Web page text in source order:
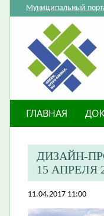
Муниципальный
ГЛАВНАЯ
ДИЗАЙН-
15 АПРЕЛЯ
11.04.2017 11:00